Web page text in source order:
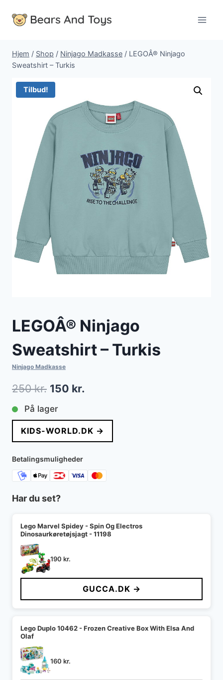
Hjem / Shop / Ninjago Madkasse / LEGOÂ® Ninjago
Sweatshirt – Turkis
Tilbud!
LEGOÂ® Ninjago
Sweatshirt – Turkis
Ninjago Madkasse
250kr. Den
oprindelige
pris
var:
250 kr..
150 kr.
pris
er:
På lager
KIDS-WORLD.DK →
Betalingsmuligheder
Har du set?
Lego Marvel Spidey - Spin Og Electros
Dinosaurkøretøjsjagt - 11198
190 kr.
GUCCA.DK →
Lego Duplo 10462 - Frozen Creative Box With Elsa And
Olaf
160 kr.